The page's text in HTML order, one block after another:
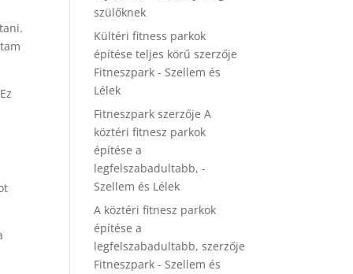
szülőknek
Kültéri fitness parkok
építése teljes körű szerzője
Fitneszpark - Szellem és
Lélek
Fitneszpark szerzőjeA
köztéri fitnesz parkok
építése a
legfelszabadultabb, -
Szellem és Lélek
A köztéri fitnesz parkok
építése a
legfelszabadultabb, szerzője
Fitneszpark - Szellem és